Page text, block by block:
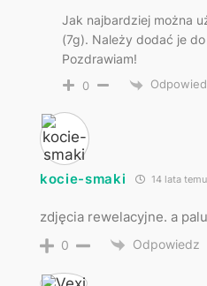
Jak najbardziej można
(7g). Należy dodać je
Pozdrawiam!
0
kocie-smaki 14 lata temu
zdjęcia rewelacyjne. a
0 Odpowiedz